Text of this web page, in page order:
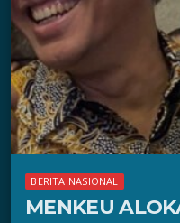
BERITA NASIONAL
MENKEU